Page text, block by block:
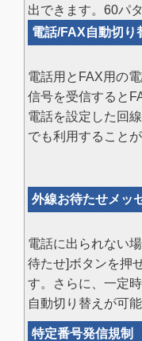
出できます。60パ
電話/FAX自動切り
電話用とFAX用の
信号を受信すると
電話を設定した回
でも利用すること
外線お待たせメッ
電話に出られない
待たせ]ボタンを押
す。さらに、一定
自動切り替えが可能
特定番号発信規制